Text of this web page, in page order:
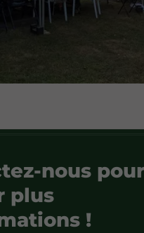
nous pour
plus
!